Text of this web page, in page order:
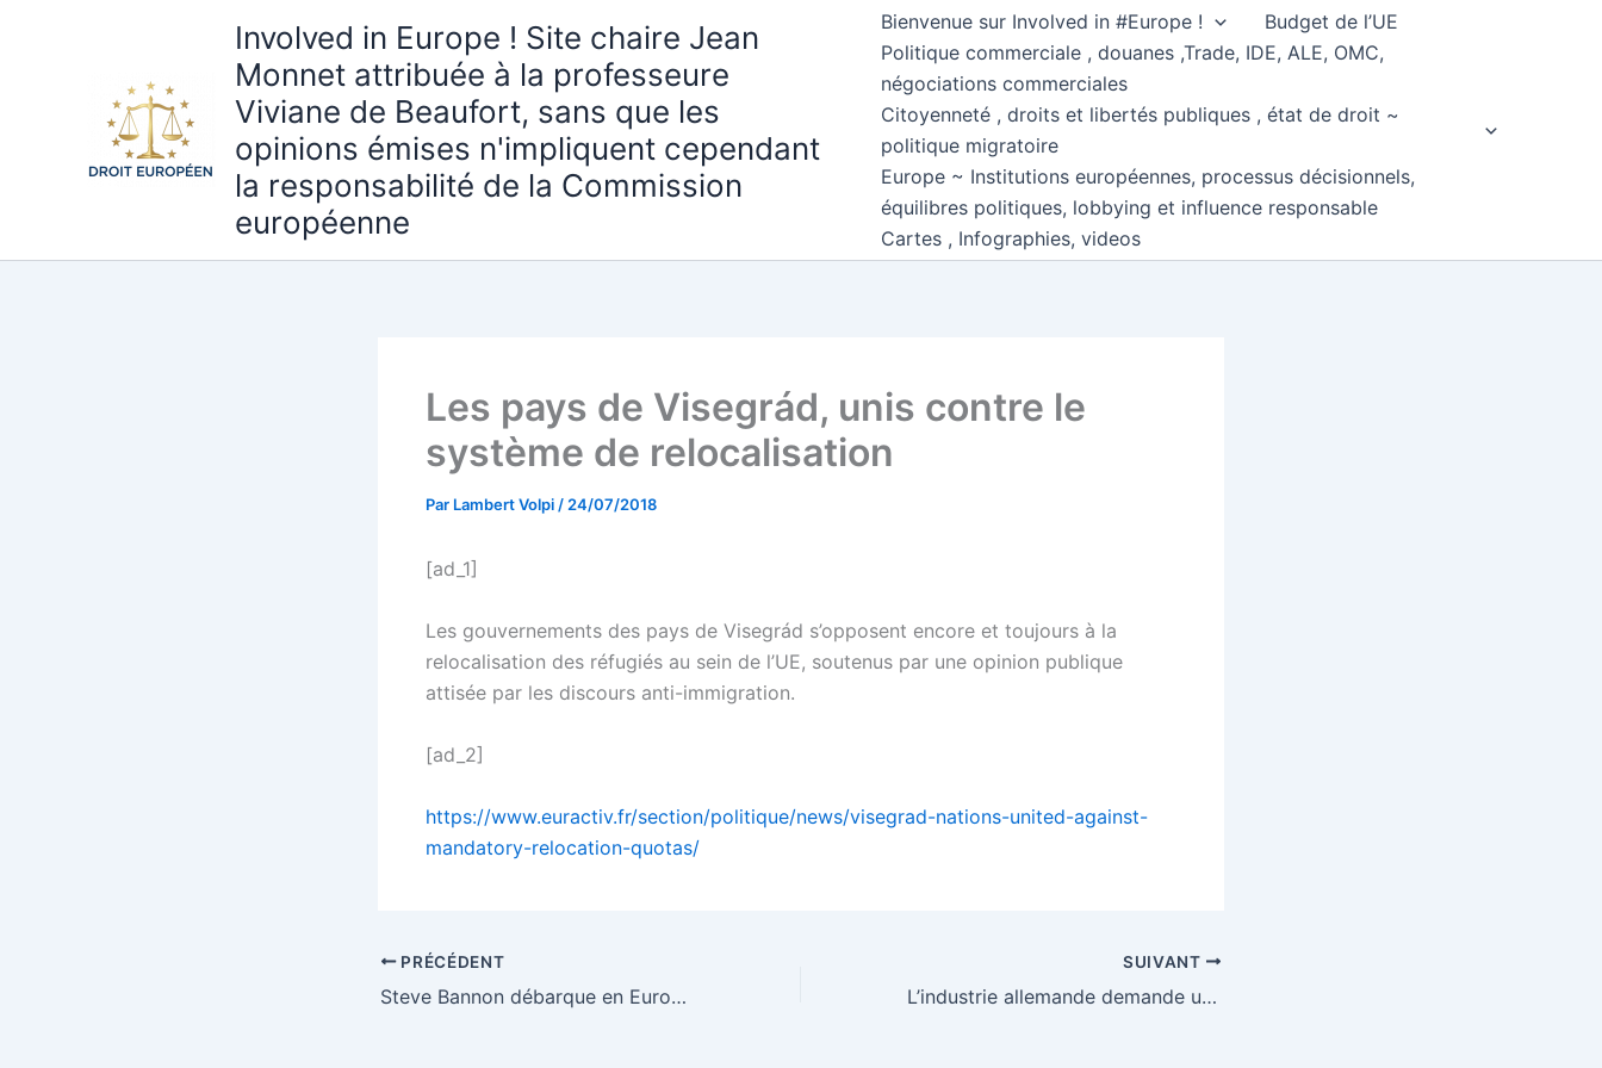
Involved in Europe ! Site chaire Jean
Monnet attribuée à la professeure
Viviane de Beaufort, sans que les
opinions émises n'impliquent cependant
la responsabilité de la Commission
européenne
Bienvenue sur Involved in #Europe !
Budget de l’UE
Politique commerciale , douanes ,Trade, IDE, ALE, OMC,
négociations commerciales
Citoyenneté , droits et libertés publiques , état de droit ~
politique migratoire
Europe ~ Institutions européennes, processus décisionnels,
équilibres politiques, lobbying et influence responsable
Cartes , Infographies, videos
Les pays de Visegrád, unis contre le
système de relocalisation
Par Lambert Volpi / 24/07/2018
[ad_1]
Les gouvernements des pays de Visegrád s’opposent encore et toujours à la
relocalisation des réfugiés au sein de l’UE, soutenus par une opinion publique
attisée par les discours anti-immigration.
[ad_2]
https://www.euractiv.fr/section/politique/news/visegrad-nations-united-against-
mandatory-relocation-quotas/
PRÉCÉDENT
Steve Bannon débarque en Europe pour épauler les populistes
SUIVANT
L’industrie allemande demande une trève à Juncker et Trump